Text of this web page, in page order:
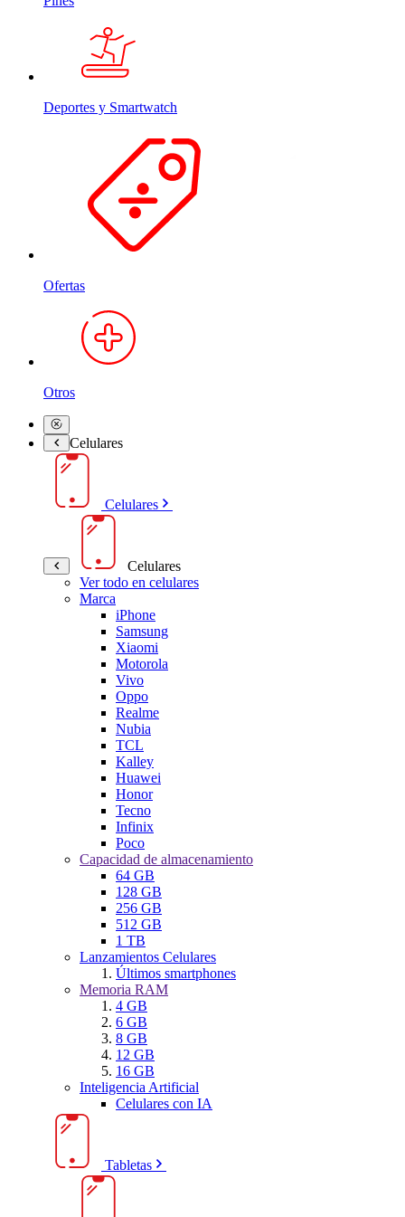
Deportes y Smartwatch
Ofertas
Otros
Celulares
Celulares
Celulares
Ver todo en celulares
Marca
iPhone
Samsung
Xiaomi
Motorola
Vivo
Oppo
Realme
Nubia
TCL
Kalley
Huawei
Honor
Tecno
Infinix
Poco
Capacidad de almacenamiento
64 GB
128 GB
256 GB
512 GB
1 TB
Lanzamientos Celulares
Últimos smartphones
Memoria RAM
4 GB
6 GB
8 GB
12 GB
16 GB
Inteligencia Artificial
Celulares con IA
Tabletas